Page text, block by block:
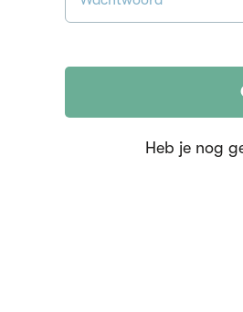
Heb je nog